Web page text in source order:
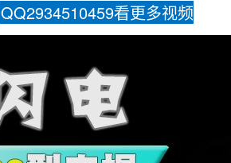
QQ2934510459看更多视频